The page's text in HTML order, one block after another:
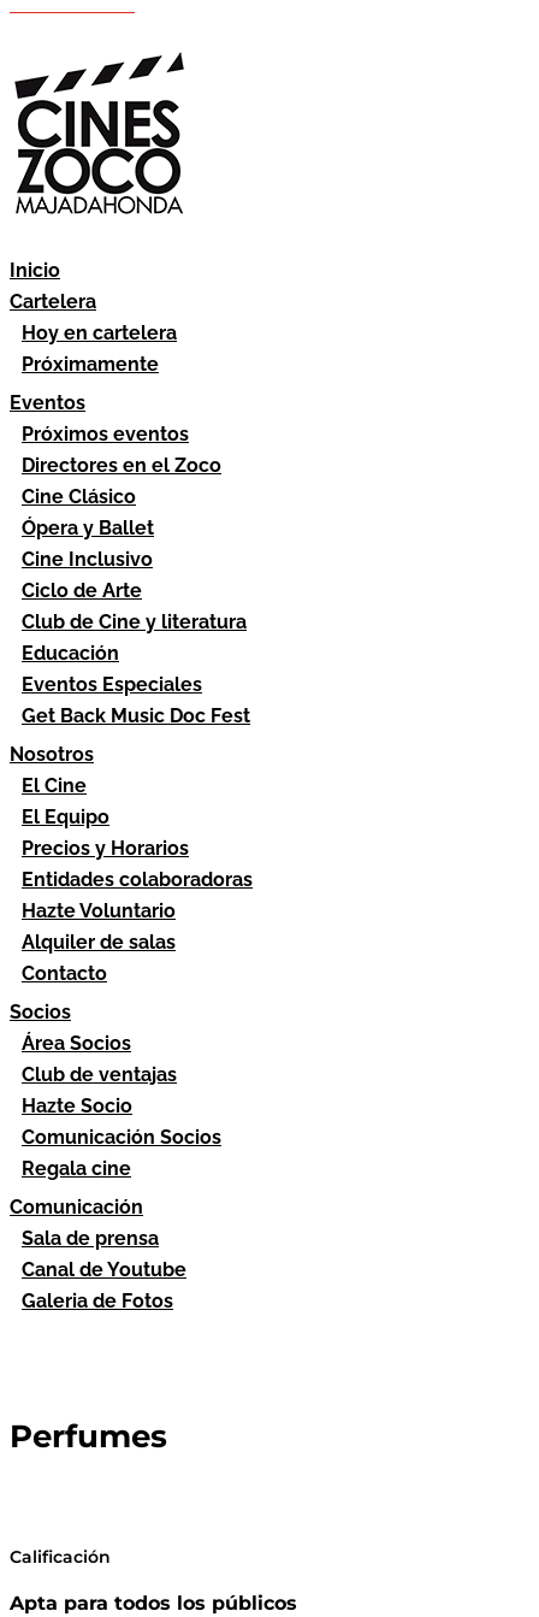
Inicio
Cartelera
Hoy en cartelera
Próximamente
Eventos
Próximos eventos
Directores en el Zoco
Cine Clásico
Ópera y Ballet
Cine Inclusivo
Ciclo de Arte
Club de Cine y literatura
Educación
Eventos Especiales
Get Back Music Doc Fest
Nosotros
El Cine
El Equipo
Precios y Horarios
Entidades colaboradoras
Hazte Voluntario
Alquiler de salas
Contacto
Socios
Área Socios
Club de ventajas
Hazte Socio
Comunicación Socios
Regala cine
Comunicación
Sala de prensa
Canal de Youtube
Galeria de Fotos
Perfumes
Calificación
Apta para todos los públicos